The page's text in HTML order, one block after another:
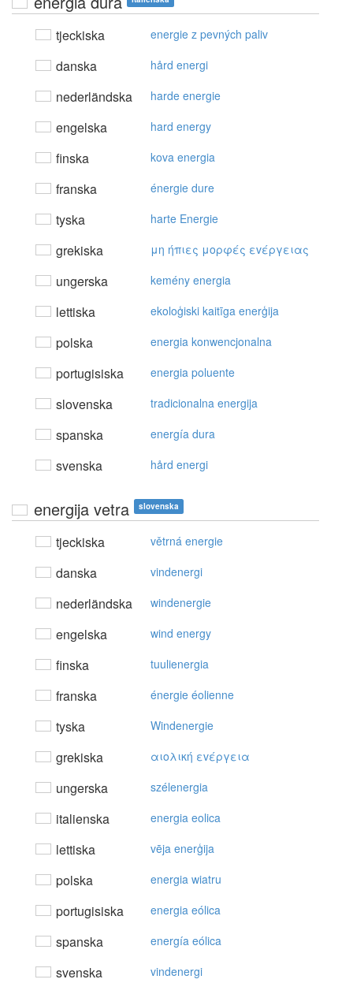
tjeckiska energie z pevných paliv
danska hård energi
nederländska harde energie
engelska hard energy
finska kova energia
franska énergie dure
tyska harte Energie
grekiska μη ήπιες μoρφές εvέργειας
ungerska kemény energia
lettiska ekoloģiski kaitīga enerģija
polska energia konwencjonalna
portugisiska energia poluente
slovenska tradicionalna energija
spanska energía dura
svenska hård energi
energija vetra slovenska
tjeckiska větrná energie
danska vindenergi
nederländska windenergie
engelska wind energy
finska tuulienergia
franska énergie éolienne
tyska Windenergie
grekiska αιoλική εvέργεια
ungerska szélenergia
italienska energia eolica
lettiska vēja enerģija
polska energia wiatru
portugisiska energia eólica
spanska energía eólica
svenska vindenergi